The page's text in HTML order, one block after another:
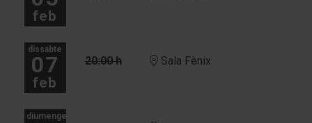
feb
dissabte
07
feb
20:00 h Sala Fènix
diumenge